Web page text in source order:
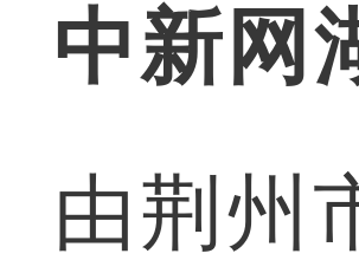
中新网
由荆州